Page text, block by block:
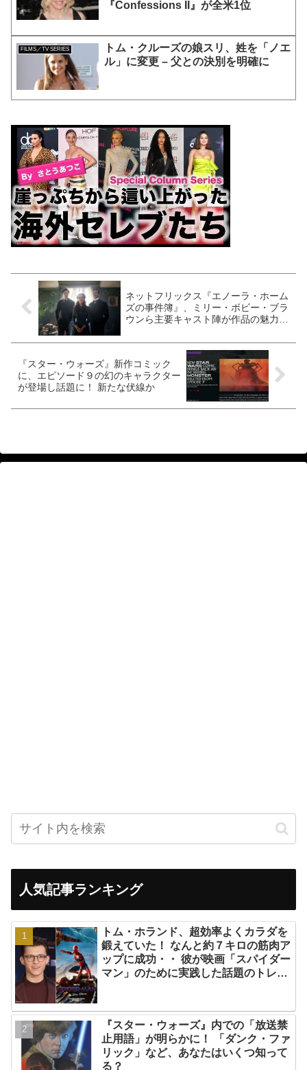
『Confessions II』が全米1位
FILMS／TV SERIES
トム・クルーズの娘スリ、姓を「ノエ
ル」に変更 – 父との決別を明確に
ネットフリックス『エノーラ・ホーム
ズの事件簿』、ミリー・ボビー・ブラ
ウンら主要キャスト陣が作品の魅力を
『スター・ウォーズ』新作コミック
に、エピソード９の幻のキャラクター
が登場し話題に！ 新たな伏線か
人気記事ランキング
トム・ホランド、超効率よくカラダを
鍛えていた！ なんと約７キロの筋肉ア
ップに成功・・ 彼が映画「スパイダー
マン」のために実践した話題のトレー
『スター・ウォーズ』内での「放送禁
止用語」が明らかに！ 「ダンク・ファ
リック」など、あなたはいくつ知って
る？